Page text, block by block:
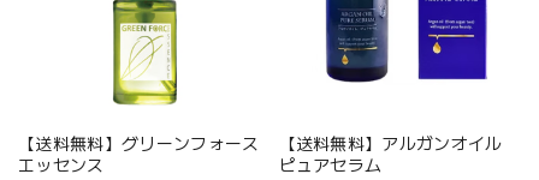
【送料無料】グリーンフォース
エッセンス
【送料無料】アルガンオイル
ピュアセラム